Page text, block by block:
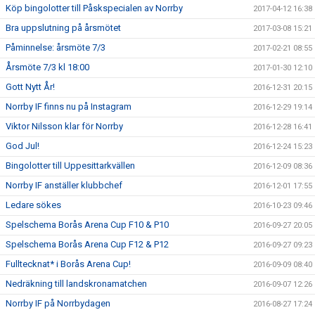
Köp bingolotter till Påskspecialen av Norrby 2017-04-12 16:38
Bra uppslutning på årsmötet 2017-03-08 15:21
Påminnelse: årsmöte 7/3 2017-02-21 08:55
Årsmöte 7/3 kl 18:00 2017-01-30 12:10
Gott Nytt År! 2016-12-31 20:15
Norrby IF finns nu på Instagram 2016-12-29 19:14
Viktor Nilsson klar för Norrby 2016-12-28 16:41
God Jul! 2016-12-24 15:23
Bingolotter till Uppesittarkvällen 2016-12-09 08:36
Norrby IF anställer klubbchef 2016-12-01 17:55
Ledare sökes 2016-10-23 09:46
Spelschema Borås Arena Cup F10 & P10 2016-09-27 20:05
Spelschema Borås Arena Cup F12 & P12 2016-09-27 09:23
Fulltecknat* i Borås Arena Cup! 2016-09-09 08:40
Nedräkning till landskronamatchen 2016-09-07 12:26
Norrby IF på Norrbydagen 2016-08-27 17:24